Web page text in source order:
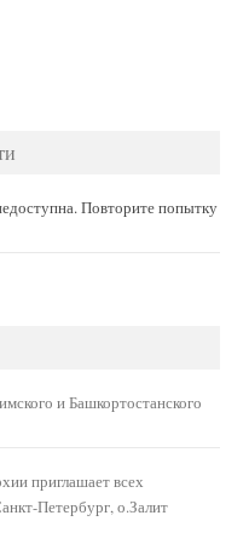
Повторите попытку
и Башкортостанского
приглашает всех
Петербург, о.Залит